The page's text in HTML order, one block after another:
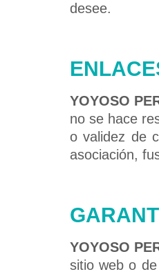
desee.
YOYOSO
no se hace
o validez de
asociación,
YOYOSO
sitio web o